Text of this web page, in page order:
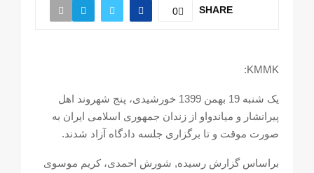
SHARE
0
KMMK:
یک شنبه 19 بهمن 1399 خورشیدی، پنج شهروند اهل
پیرانشار و میاندواو از زندان جمهوری اسلامی ایران به
صورت موقت و تا برگزاری جلسه دادگاه آزاد شدند.
براساس گزارش رسیده, شورش احمدی، کریم موسوی